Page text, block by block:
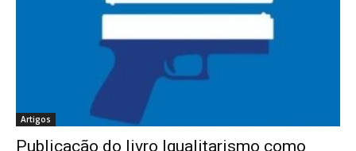
Artigos
Publicação do livro Igualitarismo como